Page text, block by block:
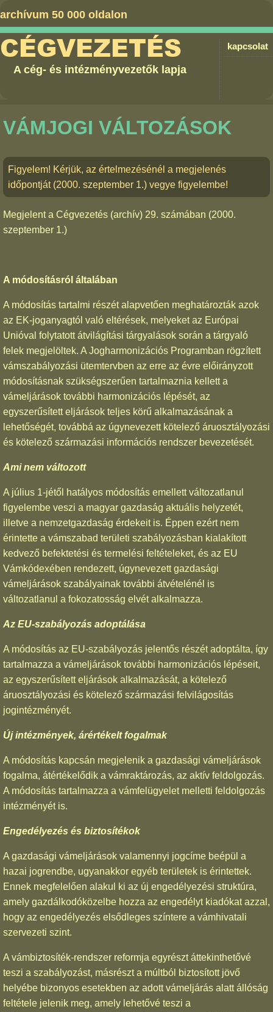
archívum 50 000 oldalon
kapcsolat
CÉGVEZETÉS
A cég- és intézményvezetők lapja
VÁMJOGI VÁLTOZÁSOK
Figyelem! Kérjük, az értelmezésénél a megjelenés
időpontját (2000. szeptember 1.) vegye figyelembe!
Megjelent a Cégvezetés (archív) 29. számában (2000.
szeptember 1.)
A módosításról általában
A módosítás tartalmi részét alapvetően meghatározták azok
az EK-joganyagtól való eltérések, melyeket az Európai
Unióval folytatott átvilágítási tárgyalások során a tárgyaló
felek megjelöltek. A Jogharmonizációs Programban rögzített
vámszabályozási ütemtervben az erre az évre előirányzott
módosításnak szükségszerűen tartalmaznia kellett a
vámeljárások további harmonizációs lépését, az
egyszerűsített eljárások teljes körű alkalmazásának a
lehetőségét, továbbá az úgynevezett kötelező áruosztályozási
és kötelező származási információs rendszer bevezetését.
Ami nem változott
A július 1-jétől hatályos módosítás emellett változatlanul
figyelembe veszi a magyar gazdaság aktuális helyzetét,
illetve a nemzetgazdaság érdekeit is. Éppen ezért nem
érintette a vámszabad területi szabályozásban kialakított
kedvező befektetési és termelési feltételeket, és az EU
Vámkódexében rendezett, úgynevezett gazdasági
vámeljárások szabályainak további átvételénél is
változatlanul a fokozatosság elvét alkalmazza.
Az EU-szabályozás adoptálása
A módosítás az EU-szabályozás jelentős részét adoptálta, így
tartalmazza a vámeljárások további harmonizációs lépéseit,
az egyszerűsített eljárások alkalmazását, a kötelező
áruosztályozási és kötelező származási felvilágosítás
jogintézményét.
Új intézmények, árértékelt fogalmak
A módosítás kapcsán megjelenik a gazdasági vámeljárások
fogalma, átértékelődik a vámraktározás, az aktív feldolgozás.
A módosítás tartalmazza a vámfelügyelet melletti feldolgozás
intézményét is.
Engedélyezés és biztosítékok
A gazdasági vámeljárások valamennyi jogcíme beépül a
hazai jogrendbe, ugyanakkor egyéb területek is érintettek.
Ennek megfelelően alakul ki az új engedélyezési struktúra,
amely gazdálkodóközelbe hozza az engedélyt kiadókat azzal,
hogy az engedélyezés elsődleges színtere a vámhivatali
szervezeti szint.
A vámbiztosíték-rendszer reformja egyrészt áttekinthetővé
teszi a szabályozást, másrészt a múltból biztosított jövő
helyébe bizonyos esetekben az adott vámeljárás alatt állóság
feltétele jelenik meg, amely lehetővé teszi a